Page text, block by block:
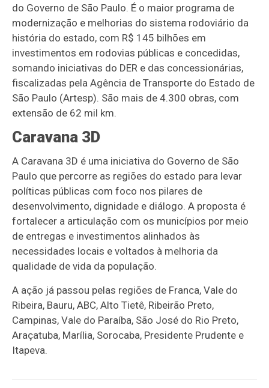
do Governo de São Paulo. É o maior programa de
modernização e melhorias do sistema rodoviário da
história do estado, com R$ 145 bilhões em
investimentos em rodovias públicas e concedidas,
somando iniciativas do DER e das concessionárias,
fiscalizadas pela Agência de Transporte do Estado de
São Paulo (Artesp). São mais de 4.300 obras, com
extensão de 62 mil km.
Caravana 3D
A Caravana 3D é uma iniciativa do Governo de São
Paulo que percorre as regiões do estado para levar
políticas públicas com foco nos pilares de
desenvolvimento, dignidade e diálogo. A proposta é
fortalecer a articulação com os municípios por meio
de entregas e investimentos alinhados às
necessidades locais e voltados à melhoria da
qualidade de vida da população.
A ação já passou pelas regiões de Franca, Vale do
Ribeira, Bauru, ABC, Alto Tietê, Ribeirão Preto,
Campinas, Vale do Paraíba, São José do Rio Preto,
Araçatuba, Marília, Sorocaba, Presidente Prudente e
Itapeva.